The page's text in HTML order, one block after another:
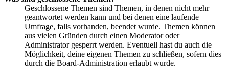
Geschlossene Themen sind Themen, in denen nicht mehr
geantwortet werden kann und bei denen eine laufende
Umfrage, falls vorhanden, beendet wurde. Themen können
aus vielen Gründen durch einen Moderator oder
Administrator gesperrt werden. Eventuell hast du auch die
Möglichkeit, deine eigenen Themen zu schließen, sofern dies
durch die Board-Administration erlaubt wurde.